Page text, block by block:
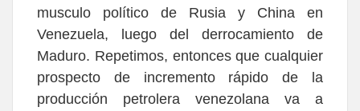
musculo político de Rusia y China en
Venezuela, luego del derrocamiento de
Maduro. Repetimos, entonces que cualquier
prospecto de incremento rápido de la
producción petrolera venezolana va a